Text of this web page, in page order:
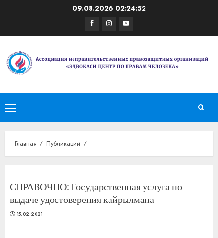
09.08.2026 02:24:52
Facebook
Instagram
Youtube
Основное
меню
Главная Публикации
СПРАВОЧНО: Государственная услуга по
выдаче удостоверения кайрылмана
15.02.2021